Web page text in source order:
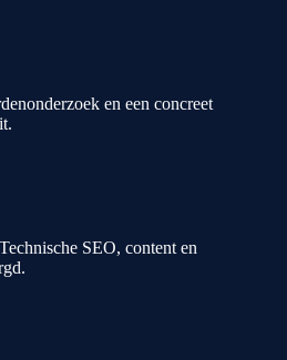
en een concreet
SEO, content en